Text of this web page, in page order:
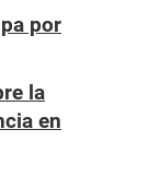
por
la
en